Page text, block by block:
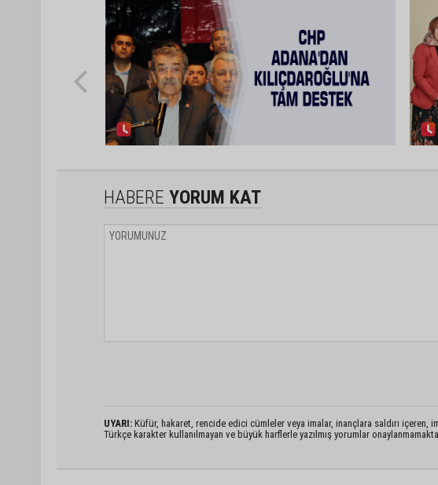
HABERE YORUM KAT
UYARI: Küfür, hakaret, rencide edici cümleler veya imalar, inançlara saldırı içeren,
Türkçe karakter kullanılmayan ve büyük harflerle yazılmış yorumlar